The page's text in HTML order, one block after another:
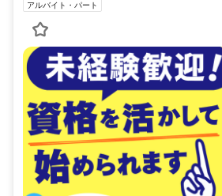
アルバイト・パート